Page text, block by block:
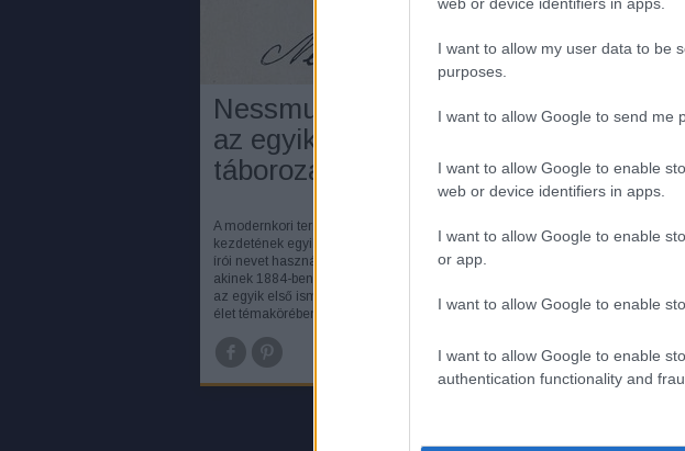
I want to allow my user data to be
purposes.
I want to allow Google to send me
I want to allow Google to enable
web or device identifiers in apps.
I want to allow Google to enable
or app.
I want to allow Google to enable
I want to allow Google to enable
authentication functionality and
Nessmuk: Woodcraft –
az egyik legelső könyv a
táborozásról
A modernkori természetjárás és táborozás
kezdetének egyik legendás alakja volt a "Nessmuk"
írói nevet használó George Washington Sears,
akinek 1884-ben megjelent Woodcraft című könyve
az egyik első ismert kötet a táborozás és természeti
élet témakörében.
TOVÁBB